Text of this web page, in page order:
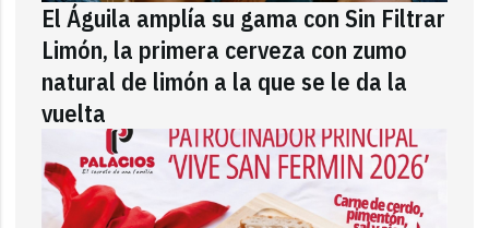
El Águila amplía su gama con Sin Filtrar
Limón, la primera cerveza con zumo
natural de limón a la que se le da la
vuelta